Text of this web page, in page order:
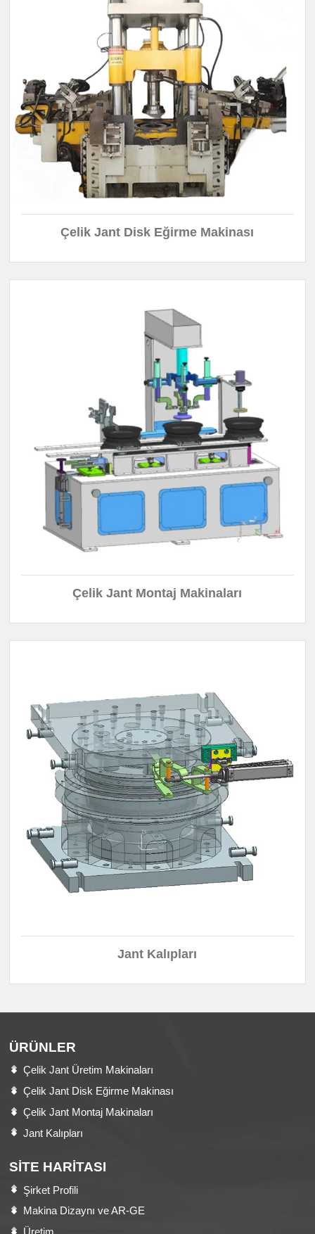
Çelik Jant Disk Eğirme Makinası
Çelik Jant Montaj Makinaları
Jant Kalıpları
ÜRÜNLER
Çelik Jant Üretim Makinaları
Çelik Jant Disk Eğirme Makinası
Çelik Jant Montaj Makinaları
Jant Kalıpları
SITE HARITASI
Şirket Profili
Makina Dizaynı ve AR-GE
Üretim